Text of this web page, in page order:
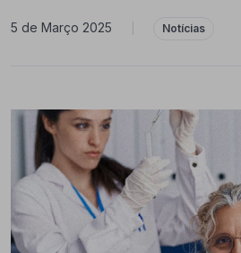
5 de Março 2025 Notícias